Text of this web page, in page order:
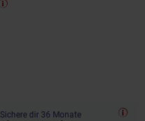
Sichere dir 36 Monate